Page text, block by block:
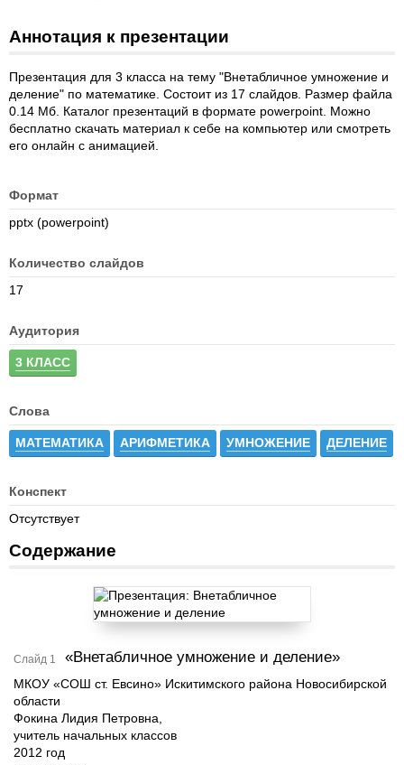
Аннотация к презентации
Презентация для 3 класса на тему "Внетабличное умножение и
деление" по математике. Состоит из 17 слайдов. Размер файла
0.14 Мб. Каталог презентаций в формате powerpoint. Можно
бесплатно скачать материал к себе на компьютер или смотреть
его онлайн с анимацией.
Формат
pptx (powerpoint)
Количество слайдов
17
Аудитория
3 КЛАСС
Слова
МАТЕМАТИКА АРИФМЕТИКА УМНОЖЕНИЕ ДЕЛЕНИЕ
Конспект
Отсутствует
Содержание
Слайд 1 «Внетабличное умножение и деление»
МКОУ «СОШ ст. Евсино» Искитимского района Новосибирской
области
Фокина Лидия Петровна,
учитель начальных классов
2012 год